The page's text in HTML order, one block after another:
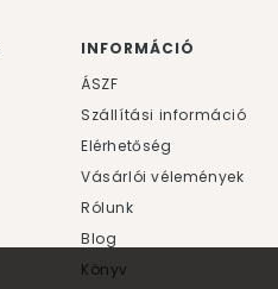
INFORMÁCIÓ
ÁSZF
Szállítási információ
Elérhetőség
Vásárlói vélemények
Rólunk
Blog
Könyv